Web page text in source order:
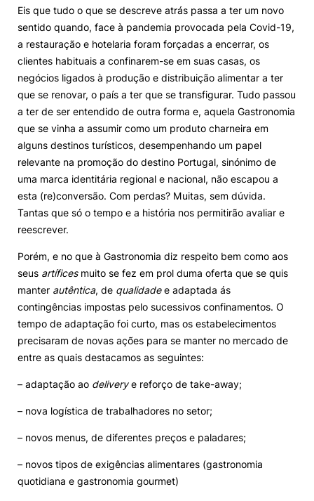
Eis que tudo o que se descreve atrás passa a ter um novo
sentido quando, face à pandemia provocada pela Covid-19,
a restauração e hotelaria foram forçadas a encerrar, os
clientes habituais a confinarem-se em suas casas, os
negócios ligados à produção e distribuição alimentar a ter
que se renovar, o país a ter que se transfigurar. Tudo passou
a ter de ser entendido de outra forma e, aquela Gastronomia
que se vinha a assumir como um produto charneira em
alguns destinos turísticos, desempenhando um papel
relevante na promoção do destino Portugal, sinónimo de
uma marca identitária regional e nacional, não escapou a
esta (re)conversão. Com perdas? Muitas, sem dúvida.
Tantas que só o tempo e a história nos permitirão avaliar e
reescrever.
Porém, e no que à Gastronomia diz respeito bem como aos
seus artíficesmuito se fez em prol duma oferta que se quis
manter autêntica, de qualidadee adaptada ás
contingências impostas pelo sucessivos confinamentos. O
tempo de adaptação foi curto, mas os estabelecimentos
precisaram de novas ações para se manter no mercado de
entre as quais destacamos as seguintes:
– adaptação ao deliverye reforço de take-away;
– nova logística de trabalhadores no setor;
– novos menus, de diferentes preços e paladares;
– novos tipos de exigências alimentares (gastronomia
quotidiana e gastronomia gourmet)